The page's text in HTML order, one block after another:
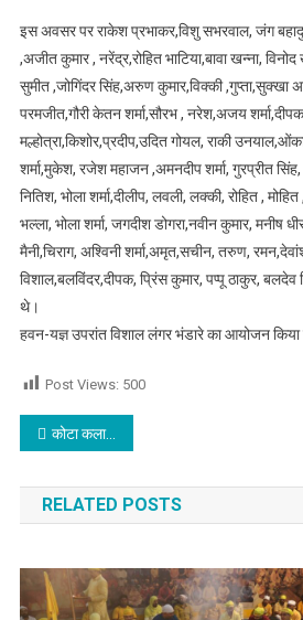
इस अवसर पर राकेश प्रभाकर,विशु सभरवाल, जंग
,अजीत कुमार , नरेंद्र,रोहित भाटिया,बावा खन्ना,
सुमीत ,जोगिंदर सिंह,अरुण कुमार,विक्की ,गुप्ता,सुक्खा
परमजीत,गौरी केतन शर्मा,सौरभ , नरेश,अजय
मल्होत्रा,किशोर,प्रदीप,उदित गोयल, राकी
शर्मा,मुकेश, रजेश महाजन ,अमनदीप शर्मा, गुरप्रीत
नितिश, भोला शर्मा,दीलीप, लवली, लक्की, रोहित , मोहित
भल्ला, भोला शर्मा, जगदीश डोगरा,नवीन कुमार, मनीष
मैनी,चिराग, अश्विनी शर्मा,अमृत,सचीन, तरुण,
विशाल,बलविंदर,दीपक, प्रिंस कुमार, पप्पू ठाकुर,
थे।
हवन-यज्ञ उपरांत विशाल लंगर भंडारे का आयोजन किया
Post Views: 500
Post navigation
कोटा कलासिस ने पुलिस प्रशासन के साथ मिल सड़क किनारे व्यापार करने वालो और वाहन चालको को बांटी फर्स्ट एड किट,पढ़े
RELATED POSTS